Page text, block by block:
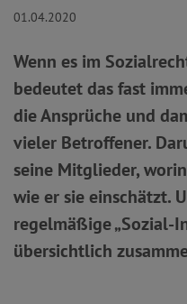
01.04.2020
Wenn es im
bedeutet das fast
die Ansprüche und
vieler Betroffener.
seine Mitglieder,
wie er sie einschätzt.
regelmäßige „Sozial-
übersichtlich